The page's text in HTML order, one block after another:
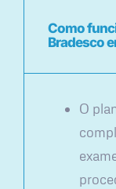
Como
Bradesco
O